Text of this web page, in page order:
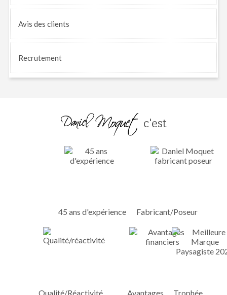
Avis des clients
Recrutement
c'est
45 ans d'expérience Fabricant/Poseur
Qualité/Réactivité
Avantages
Trophée